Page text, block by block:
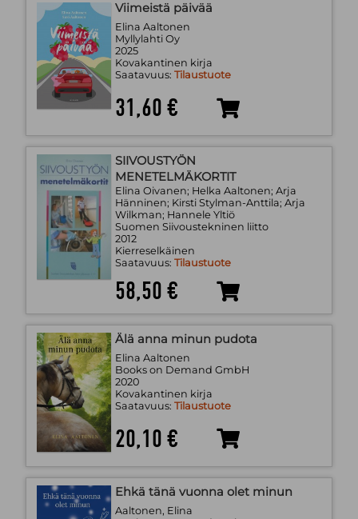
Viimeistä päivää
Elina Aaltonen
Myllylahti Oy
2025
Kovakantinen kirja
Saatavuus: Tilaustuote
31,60 €
SIIVOUSTYÖN
MENETELMÄKORTIT
Elina Oivanen; Helka Aaltonen; Arja
Hänninen; Kirsti Stylman-Anttila; Arja
Wilkman; Hannele Yltiö
Suomen Siivoustekninen liitto
2012
Kierreselkäinen
Saatavuus: Tilaustuote
58,50 €
Älä anna minun pudota
Elina Aaltonen
Books on Demand GmbH
2020
Kovakantinen kirja
Saatavuus: Tilaustuote
20,10 €
Ehkä tänä vuonna olet minun
Aaltonen, Elina